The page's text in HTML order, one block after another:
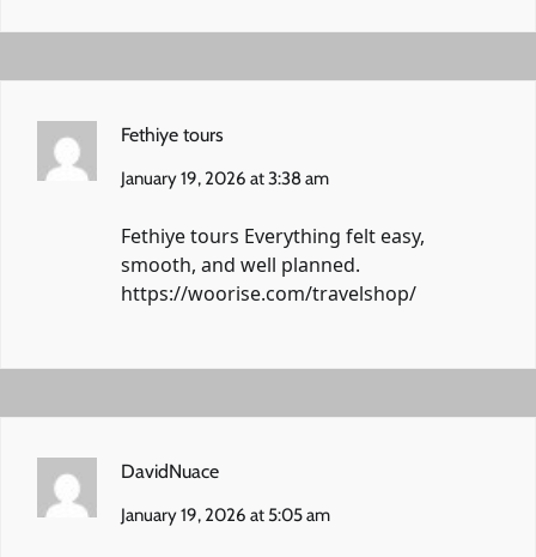
Fethiye tours
January 19, 2026 at 3:38 am
Fethiye tours Everything felt easy,
smooth, and well planned.
https://woorise.com/travelshop/
DavidNuace
January 19, 2026 at 5:05 am